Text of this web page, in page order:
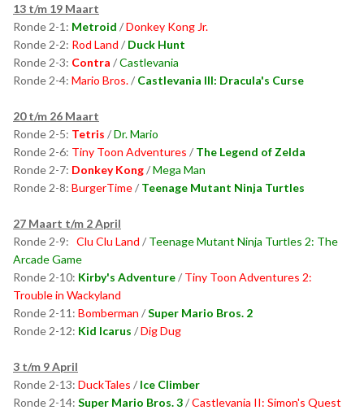
13 t/m 19 Maart
Ronde 2-1: Metroid /Donkey Kong Jr.
Ronde 2-2: Rod Land / Duck Hunt
Ronde 2-3: Contra /Castlevania
Ronde 2-4: Mario Bros./ Castlevania III: Dracula's Curse
20 t/m 26 Maart
Ronde 2-5: Tetris /Dr. Mario
Ronde 2-6: Tiny Toon Adventures / The Legend of Zelda
Ronde 2-7: Donkey Kong/Mega Man
Ronde 2-8: BurgerTime/ Teenage Mutant Ninja Turtles
27 Maart t/m 2 April
Ronde 2-9: Clu Clu Land / Teenage Mutant Ninja Turtles 2: The
Arcade Game
Ronde 2-10: Kirby's Adventure/ Tiny Toon Adventures 2:
Trouble in Wackyland
Ronde 2-11: Bomberman /Super Mario Bros. 2
Ronde 2-12: Kid Icarus /Dig Dug
3 t/m 9 April
Ronde 2-13: DuckTales / Ice Climber
Ronde 2-14: Super Mario Bros. 3/Castlevania II: Simon's Quest